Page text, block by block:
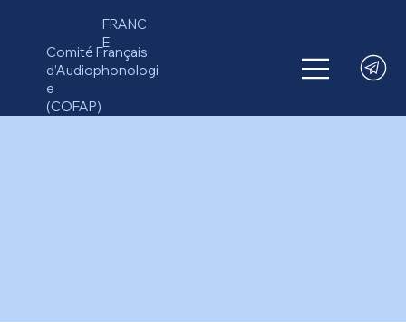
FRANC
E
Comité Français
d’Audiophonologi
e
(COFAP)